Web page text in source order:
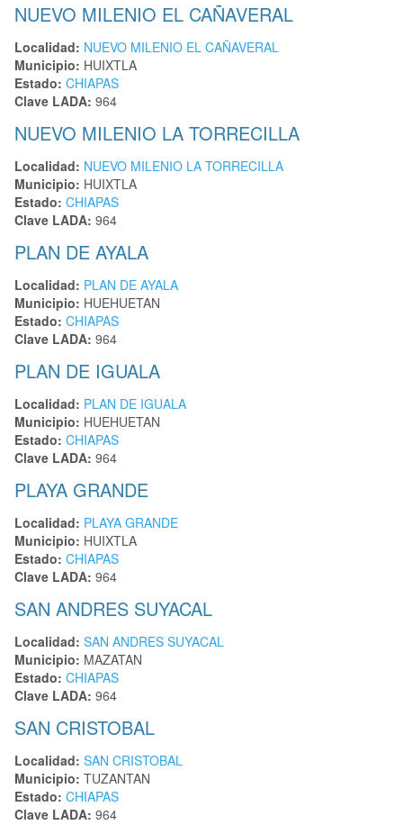
NUEVO MILENIO EL CAÑAVERAL
Localidad: NUEVO MILENIO EL CAÑAVERAL
Municipio: HUIXTLA
Estado: CHIAPAS
Clave LADA: 964
NUEVO MILENIO LA TORRECILLA
Localidad: NUEVO MILENIO LA TORRECILLA
Municipio: HUIXTLA
Estado: CHIAPAS
Clave LADA: 964
PLAN DE AYALA
Localidad: PLAN DE AYALA
Municipio: HUEHUETAN
Estado: CHIAPAS
Clave LADA: 964
PLAN DE IGUALA
Localidad: PLAN DE IGUALA
Municipio: HUEHUETAN
Estado: CHIAPAS
Clave LADA: 964
PLAYA GRANDE
Localidad: PLAYA GRANDE
Municipio: HUIXTLA
Estado: CHIAPAS
Clave LADA: 964
SAN ANDRES SUYACAL
Localidad: SAN ANDRES SUYACAL
Municipio: MAZATAN
Estado: CHIAPAS
Clave LADA: 964
SAN CRISTOBAL
Localidad: SAN CRISTOBAL
Municipio: TUZANTAN
Estado: CHIAPAS
Clave LADA: 964